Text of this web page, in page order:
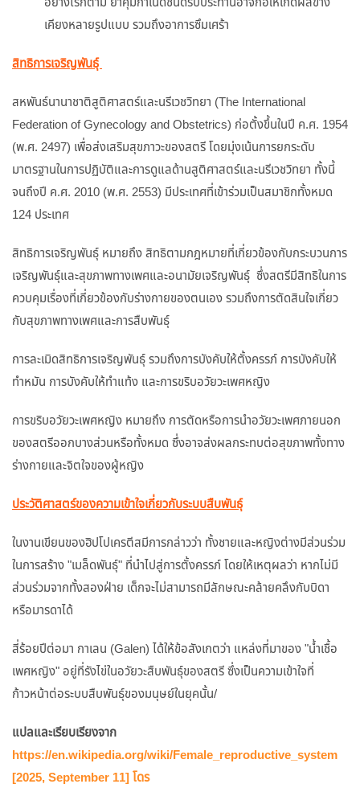
เคียงหลายรูปแบบ รวมถึงอาการซึมเศร้า
สิทธิการเจริญพันธุ์
สหพันธ์นานาชาติสูติศาสตร์และนรีเวชวิทยา (The International
Federation of Gynecology and Obstetrics) ก่อตั้งขึ้นในปี ค.ศ. 1954
(พ.ศ. 2497) เพื่อส่งเสริมสุขภาวะของสตรี โดยมุ่งเน้นการยกระดับ
มาตรฐานในการปฏิบัติและการดูแลด้านสูติศาสตร์และนรีเวชวิทยา ทั้งนี้
จนถึงปี ค.ศ. 2010 (พ.ศ. 2553) มีประเทศที่เข้าร่วมเป็นสมาชิกทั้งหมด
124 ประเทศ
สิทธิการเจริญพันธุ์ หมายถึง สิทธิตามกฎหมายที่เกี่ยวข้องกับกระบวนการ
เจริญพันธุ์และสุขภาพทางเพศและอนามัยเจริญพันธุ์ ซึ่งสตรีมีสิทธิในการ
ควบคุมเรื่องที่เกี่ยวข้องกับร่างกายของตนเอง รวมถึงการตัดสินใจเกี่ยว
กับสุขภาพทางเพศและการสืบพันธุ์
การละเมิดสิทธิการเจริญพันธุ์ รวมถึงการบังคับให้ตั้งครรภ์ การบังคับให้
ทำหมัน การบังคับให้ทำแท้ง และการขริบอวัยวะเพศหญิง
การขริบอวัยวะเพศหญิง หมายถึง การตัดหรือการนำอวัยวะเพศภายนอก
ของสตรีออกบางส่วนหรือทั้งหมด ซึ่งอาจส่งผลกระทบต่อสุขภาพทั้งทาง
ร่างกายและจิตใจของผู้หญิง
ประวัติศาสตร์ของความเข้าใจเกี่ยวกับระบบสืบพันธุ์
ในงานเขียนของฮิปโปเครตีสมีการกล่าวว่า ทั้งชายและหญิงต่างมีส่วนร่วม
ในการสร้าง "เมล็ดพันธุ์" ที่นำไปสู่การตั้งครรภ์ โดยให้เหตุผลว่า หากไม่มี
ส่วนร่วมจากทั้งสองฝ่าย เด็กจะไม่สามารถมีลักษณะคล้ายคลึงกับบิดา
หรือมารดาได้
สี่ร้อยปีต่อมา กาเลน (Galen) ได้ให้ข้อสังเกตว่า แหล่งที่มาของ "น้ำเชื้อ
เพศหญิง" อยู่ที่รังไข่ในอวัยวะสืบพันธุ์ของสตรี ซึ่งเป็นความเข้าใจที่
ก้าวหน้าต่อระบบสืบพันธุ์ของมนุษย์ในยุคนั้น/
แปลและเรียบเรียงจาก
https://en.wikipedia.org/wiki/Female_reproductive_system
[2025, September 11] โดร